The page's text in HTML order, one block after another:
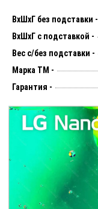
ВхШхГ без подставки -
ВхШхГ с подставкой -
Вес с/без подставки -
Марка ТМ -
Гарантия -